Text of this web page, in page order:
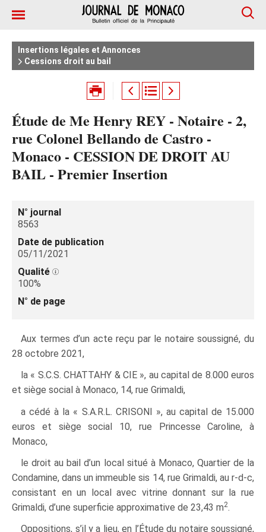
Insertions légales et Annonces
Cessions droit au bail
Étude de Me Henry REY - Notaire - 2,
rue Colonel Bellando de Castro -
Monaco - CESSION DE DROIT AU
BAIL - Premier Insertion
N° journal
8563
Date de publication
05/11/2021
Qualité
100%
N° de page
Aux termes d’un acte reçu par le notaire soussigné, du
28 octobre 2021,
la « S.C.S. CHATTAHY & CIE », au capital de 8.000 euros
et siège social à Monaco, 14, rue Grimaldi,
a cédé à la « S.A.R.L. CRISONI », au capital de 15.000
euros et siège social 10, rue Princesse Caroline, à
Monaco,
le droit au bail d’un local situé à Monaco, Quartier de la
Condamine, dans un immeuble sis 14, rue Grimaldi, au r-d-c,
consistant en un local avec vitrine donnant sur la rue
Grimaldi, d’une superficie approximative de 23,43 m2.
Oppositions, s’il y a lieu, en l’Étude du notaire soussigné,